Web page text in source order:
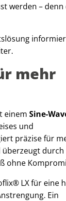
werden – denn
mehr
einem Sine-
und
präzise für
durch
ohne
LX für eine
Ein